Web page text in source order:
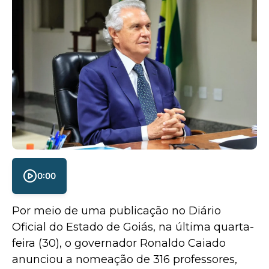
0:00
Por meio de uma publicação no Diário
Oficial do Estado de Goiás, na última quarta-
feira (30), o governador Ronaldo Caiado
anunciou a nomeação de 316 professores,